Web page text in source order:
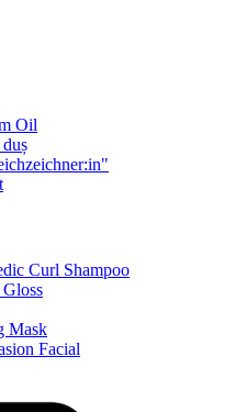
Oil
Curl Shampoo
Mask
Facial